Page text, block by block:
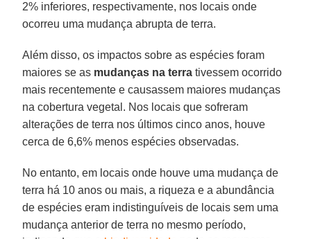
2% inferiores, respectivamente, nos locais onde
ocorreu uma mudança abrupta de terra.
Além disso, os impactos sobre as espécies foram
maiores se as mudanças na terra tivessem ocorrido
mais recentemente e causassem maiores mudanças
na cobertura vegetal. Nos locais que sofreram
alterações de terra nos últimos cinco anos, houve
cerca de 6,6% menos espécies observadas.
No entanto, em locais onde houve uma mudança de
terra há 10 anos ou mais, a riqueza e a abundância
de espécies eram indistinguíveis de locais sem uma
mudança anterior de terra no mesmo período,